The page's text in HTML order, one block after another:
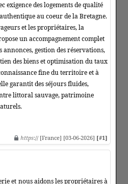
exigence des logements de qualité
au coeur de la Bretagne.
et les propriétaires, la
un accompagnement complet
gestion des réservations,
des biens et optimisation du taux
fine du territoire et à
garantit des séjours fluides,
littoral sauvage, patrimoine
https:// [France] [03-06-2026] [#1]
et nous aidons les propriétaires à